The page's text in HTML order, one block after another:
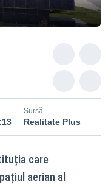
Sursă
Realitate Plus
care
aerian al